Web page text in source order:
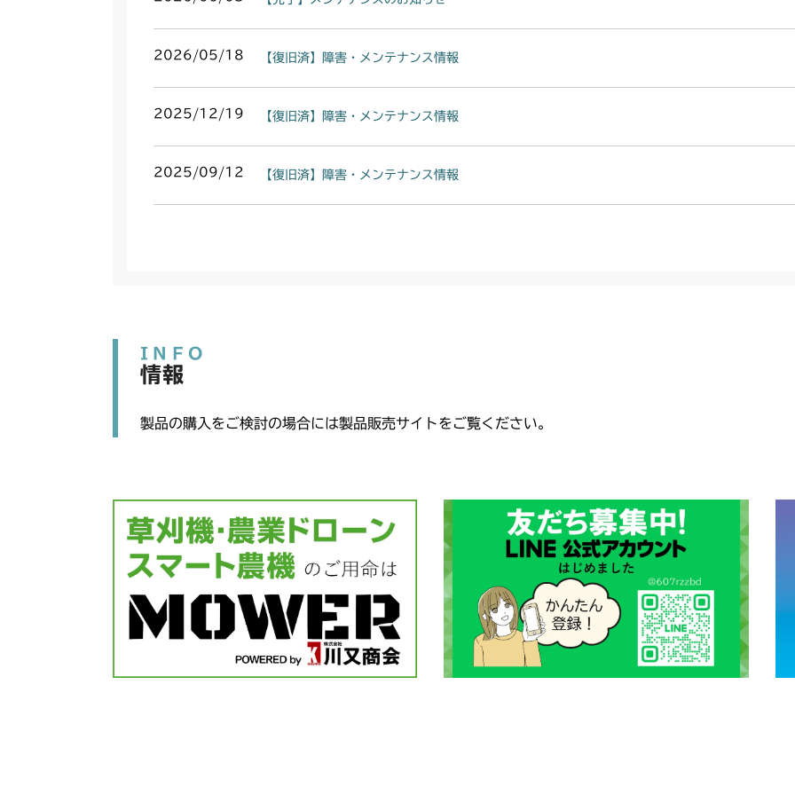
2026/05/18 【復旧済】障害・メンテナンス情報
2025/12/19 【復旧済】障害・メンテナンス情報
2025/09/12 【復旧済】障害・メンテナンス情報
INFO
情報
製品の購入をご検討の場合には製品販売サイトをご覧ください。